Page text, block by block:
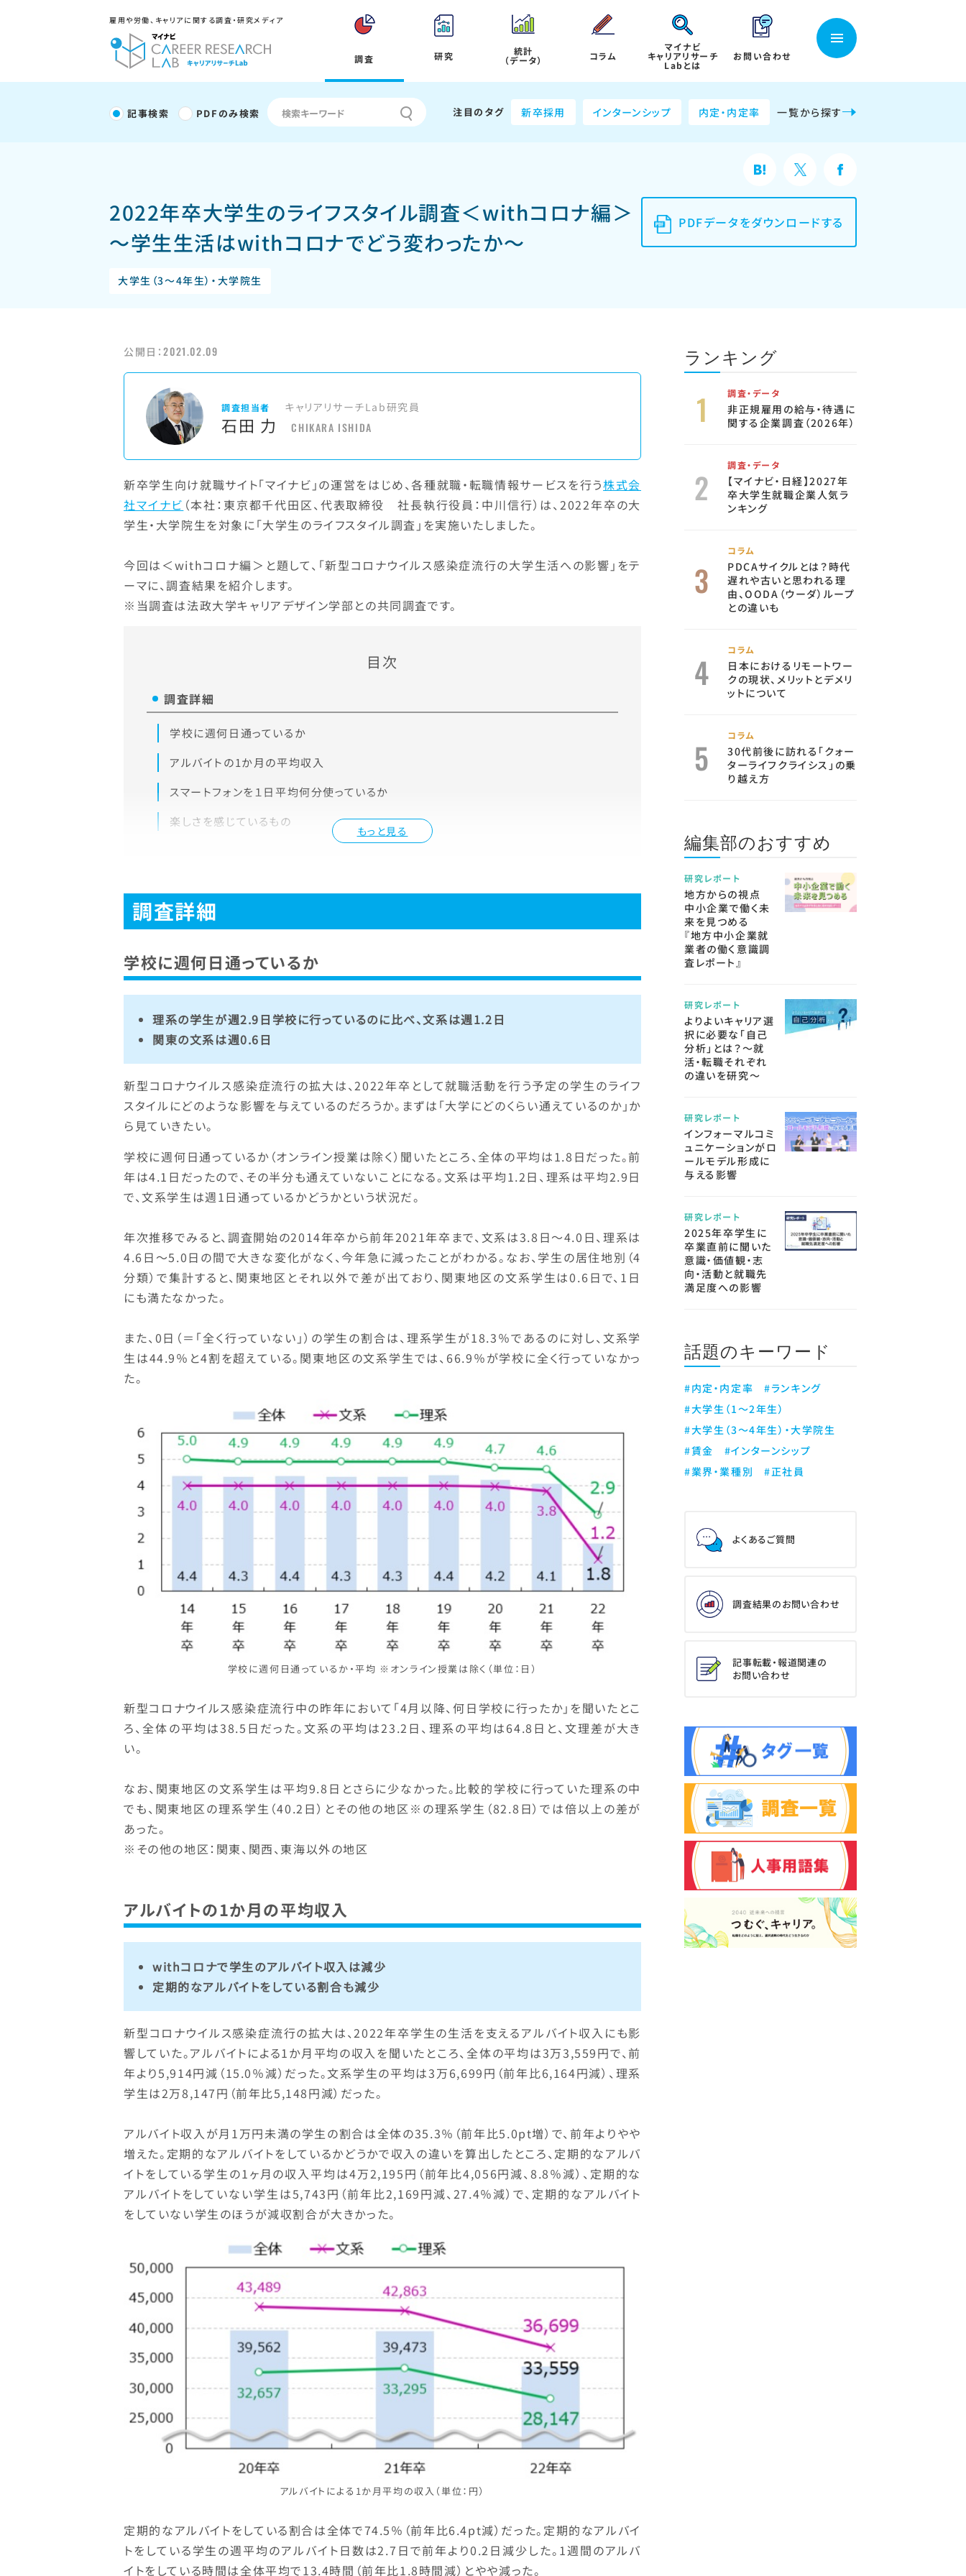
雇用や労働、キャリアに関する調査・研究メディア
調査 研究 統計
（データ） コラム
マイナビ
キャリアリサーチ
Labとは
お問い合わせ
記事検索 PDFのみ検索 注目のタグ 新卒採用 インターンシップ 内定・内定率 一覧から探す
2022年卒大学生のライフスタイル調査＜withコロナ編＞
～学生生活はwithコロナでどう変わったか～
大学生（3～4年生）・大学院生
PDFデータをダウンロードする
公開日：2021.02.09
調査担当者 キャリアリサーチLab研究員
石田 力 CHIKARA ISHIDA
新卒学生向け就職サイト「マイナビ」の運営をはじめ、各種就職・転職情報サービスを行う株式会
社マイナビ （本社：東京都千代田区、代表取締役 社長執行役員：中川信行）は、2022年卒の大
学生・大学院生を対象に「大学生のライフスタイル調査」を実施いたしました。
今回は＜withコロナ編＞と題して、「新型コロナウイルス感染症流行の大学生活への影響」をテ
ーマに、調査結果を紹介します。
※当調査は法政大学キャリアデザイン学部との共同調査です。
目次
もっと見る
調査詳細
学校に週何日通っているか
アルバイトの1か月の平均収入
スマートフォンを１日平均何分使っているか
楽しさを感じているもの
調査詳細
学校に週何日通っているか
理系の学生が週2.9日学校に行っているのに比べ、文系は週1.2日
関東の文系は週0.6日
新型コロナウイルス感染症流行の拡大は、2022年卒として就職活動を行う予定の学生のライフ
スタイルにどのような影響を与えているのだろうか。まずは「大学にどのくらい通えているのか」か
ら見ていきたい。
学校に週何日通っているか（オンライン授業は除く）聞いたところ、全体の平均は1.8日だった。前
年は4.1日だったので、その半分も通えていないことになる。文系は平均1.2日、理系は平均2.9日
で、文系学生は週1日通っているかどうかという状況だ。
年次推移でみると、調査開始の2014年卒から前年2021年卒まで、文系は3.8日～4.0日、理系は
4.6日～5.0日の間で大きな変化がなく、今年急に減ったことがわかる。なお、学生の居住地別（4
分類）で集計すると、関東地区とそれ以外で差が出ており、関東地区の文系学生は0.6日で、1日
にも満たなかった。
また、0日（＝「全く行っていない」）の学生の割合は、理系学生が18.3％であるのに対し、文系学
生は44.9％と4割を超えている。関東地区の文系学生では、66.9％が学校に全く行っていなかっ
た。
学校に週何日通っているか・平均 ※オンライン授業は除く（単位：日）
新型コロナウイルス感染症流行中の昨年において「4月以降、何日学校に行ったか」を聞いたとこ
ろ、全体の平均は38.5日だった。文系の平均は23.2日、理系の平均は64.8日と、文理差が大き
い。
なお、関東地区の文系学生は平均9.8日とさらに少なかった。比較的学校に行っていた理系の中
でも、関東地区の理系学生（40.2日）とその他の地区※の理系学生（82.8日）では倍以上の差が
あった。
※その他の地区：関東、関西、東海以外の地区
アルバイトの1か月の平均収入
withコロナで学生のアルバイト収入は減少
定期的なアルバイトをしている割合も減少
新型コロナウイルス感染症流行の拡大は、2022年卒学生の生活を支えるアルバイト収入にも影
響していた。アルバイトによる1か月平均の収入を聞いたところ、全体の平均は3万3,559円で、前
年より5,914円減（15.0％減）だった。文系学生の平均は3万6,699円（前年比6,164円減）、理系
学生は2万8,147円（前年比5,148円減）だった。
アルバイト収入が月1万円未満の学生の割合は全体の35.3％（前年比5.0pt増）で、前年よりやや
増えた。定期的なアルバイトをしているかどうかで収入の違いを算出したところ、定期的なアルバ
イトをしている学生の1ヶ月の収入平均は4万2,195円（前年比4,056円減、8.8％減）、定期的な
アルバイトをしていない学生は5,743円（前年比2,169円減、27.4％減）で、定期的なアルバイト
をしていない学生のほうが減収割合が大きかった。
アルバイトによる1か月平均の収入（単位：円）
定期的なアルバイトをしている割合は全体で74.5％（前年比6.4pt減）だった。定期的なアルバイ
トをしている学生の週平均のアルバイト日数は2.7日で前年より0.2日減少した。1週間のアルバ
イトをしている時間は全体平均で13.4時間（前年比1.8時間減）とやや減った。
ランキング
調査・データ
非正規雇用の給与・待遇に
関する企業調査（2026年）
調査・データ
【マイナビ・日経】2027年
卒大学生就職企業人気ラ
ンキング
コラム
PDCAサイクルとは？時代
遅れや古いと思われる理
由、OODA（ウーダ）ループ
との違いも
コラム
日本におけるリモートワー
クの現状、メリットとデメリ
ットについて
コラム
30代前後に訪れる「クォー
ターライフクライシス」の乗
り越え方
編集部のおすすめ
研究レポート
地方からの視点
中小企業で働く未
来を見つめる
『地方中小企業就
業者の働く意識調
査レポート』
研究レポート
よりよいキャリア選
択に必要な「自己
分析」とは？～就
活・転職それぞれ
の違いを研究～
研究レポート
インフォーマルコミ
ュニケーションがロ
ールモデル形成に
与える影響
研究レポート
2025年卒学生に
卒業直前に聞いた
意識・価値観・志
向・活動と就職先
満足度への影響
話題のキーワード
#内定・内定率
#ランキング
#大学生（1～2年生）
#大学生（3～4年生）・大学院生
#賃金
#インターンシップ
#業界・業種別
#正社員
よくあるご質問
調査結果のお問い合わせ
記事転載・報道関連の
お問い合わせ